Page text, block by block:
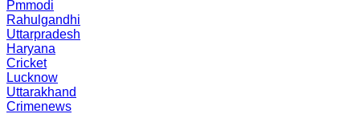
Pmmodi
Rahulgandhi
Uttarpradesh
Haryana
Cricket
Lucknow
Uttarakhand
Crimenews